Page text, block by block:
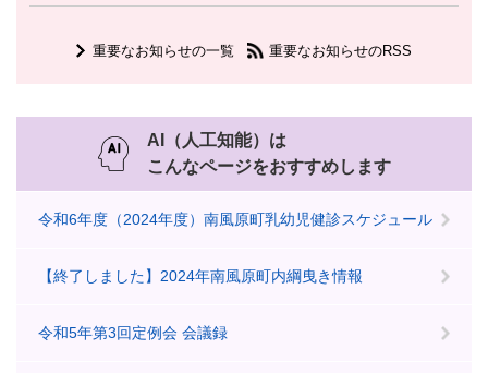
重要なお知らせの一覧 重要なお知らせのRSS
AI（人工知能）は
こんなページをおすすめします
令和6年度（2024年度）南風原町乳幼児健診スケジュール
【終了しました】2024年南風原町内綱曳き情報
令和5年第3回定例会 会議録